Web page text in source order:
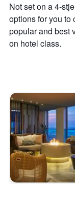
Not set on a 4-
options for you to
popular and best
on hotel class.